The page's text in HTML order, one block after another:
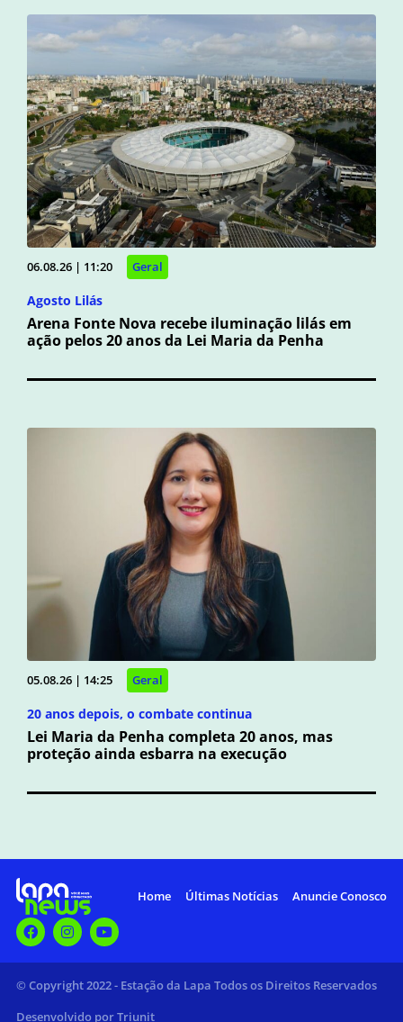
06.08.26 | 11:20 Geral
Agosto Lilás
Arena Fonte Nova recebe iluminação lilás em
ação pelos 20 anos da Lei Maria da Penha
05.08.26 | 14:25 Geral
20 anos depois, o combate continua
Lei Maria da Penha completa 20 anos, mas
proteção ainda esbarra na execução
Home Últimas Notícias Anuncie Conosco
© Copyright 2022 - Estação da Lapa Todos os Direitos Reservados
Desenvolvido por Triunit